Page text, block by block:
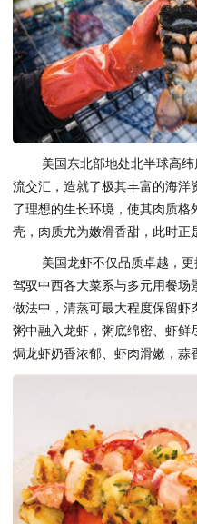
美国东北部地处北半球高
流交汇，造就了极其丰富的海
了理想的生长环境，使其肉质
壳，肉质尤为嫩滑香甜，此时正
美国龙虾不仅品质卓越，
驾驭中西各大菜系与多元用餐
做法中，清蒸可最大程度保留
粥中融入龙虾，粥底绵密、虾
焗龙虾奶香浓郁、虾肉滑嫩，蒜